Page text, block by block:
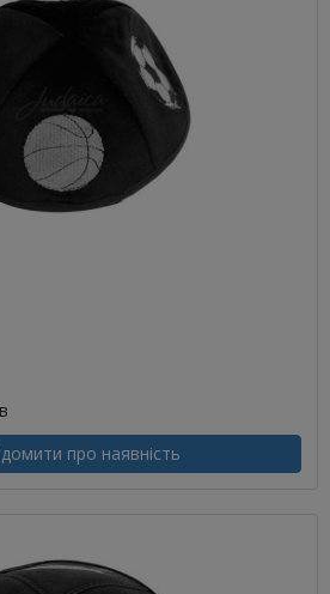
про наявність